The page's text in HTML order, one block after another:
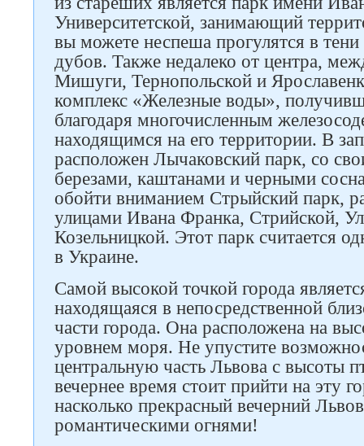
Университетской, занимающий
вы можете неспеша прогулятся в тени
дубов. Также недалеко от центра,
Мишуги, Тернопольской и
комплекс «Железные воды»,
благодаря многочисленным
находящимся на его территории. В
расположен Лычаковский парк, со
березами, каштанами и черными
обойти вниманием Стрыйский парк,
улицами Ивана Франка, Стрийской,
Козельницкой. Этот парк считается
в Украине.
Самой высокой точкой города
находящаяся в непосредственной
части города. Она расположена на
уровнем моря. Не упустите
центральную часть Львова с высоты
вечернее время стоит прийти на эту
насколько прекрасный вечерний
романтическими огнями!